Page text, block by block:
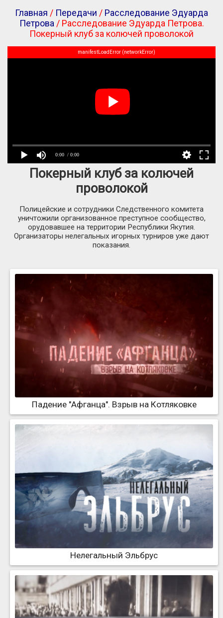
Главная / Передачи / Расследование Эдуарда
Петрова / Расследование Эдуарда Петрова.
Покерный клуб за колючей проволокой
0:00 / 0:00
manifestLoadError (networkError)
Покерный клуб за колючей
проволокой
Полицейские и сотрудники Следственного комитета
уничтожили организованное преступное сообщество,
орудовавшее на территории Республики Якутия.
Организаторы нелегальных игорных турниров уже дают
показания.
Падение "Афганца". Взрыв на Котляковке
Нелегальный Эльбрус